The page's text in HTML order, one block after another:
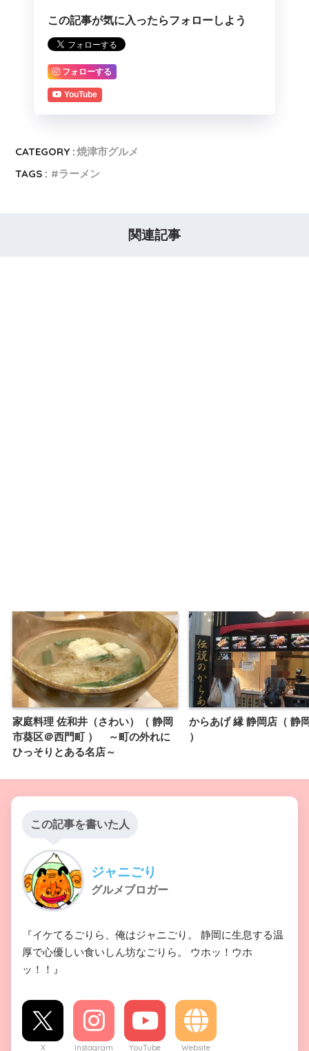
この記事が気に入ったらフォローしよう
フォローする
YouTube
CATEGORY :焼津市グルメ
TAGS :
ラーメン
関連記事
家庭料理 佐和井（さわい）（ 静岡
市葵区＠西門町 ） ～町の外れに
ひっそりとある名店～
からあげ 縁 静岡店（ 静
）
この記事を書いた人
ジャニごり
グルメブロガー
『イケてるごりら、俺はジャニごり。 静岡に生息する温
厚で心優しい食いしん坊なごりら。 ウホッ！ウホ
ッ！！』
X Instagram YouTube Website